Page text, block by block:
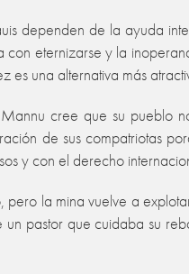
dependen de la ayuda
con eternizarse y la
es una alternativa más
cree que su pueblo
de sus compatriotas
y con el derecho
pero la mina vuelve a
pastor que cuidaba su